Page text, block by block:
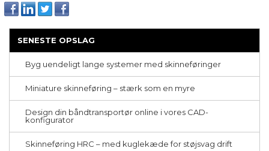
SENESTE OPSLAG
Byg uendeligt lange systemer med skinneføringer
Miniature skinneføring – stærk som en myre
Design din båndtransportør online i vores CAD-
konfigurator
Skinneføring HRC – med kuglekæde for støjsvag drift